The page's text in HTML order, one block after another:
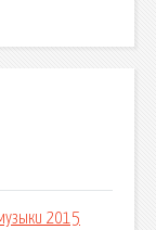
2015